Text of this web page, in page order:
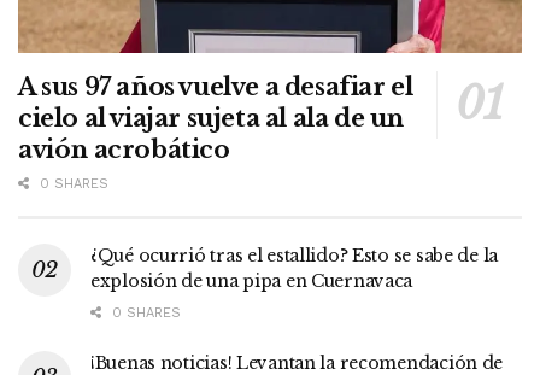
A sus 97 años vuelve a desafiar el
cielo al viajar sujeta al ala de un
avión acrobático
0 SHARES
¿Qué ocurrió tras el estallido? Esto se sabe de la
explosión de una pipa en Cuernavaca
0 SHARES
¡Buenas noticias! Levantan la recomendación de